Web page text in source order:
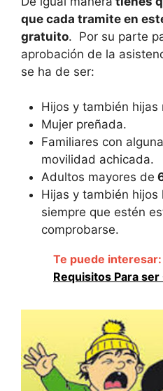
que cada tramite en
gratuito. Por su parte
aprobación de la
se ha de ser:
Hijos y también
Mujer preñada.
Familiares con
movilidad achicada.
Adultos mayores de
Hijas y también hijos
siempre que estén
comprobarse.
Te puede interesar:
Requisitos Para